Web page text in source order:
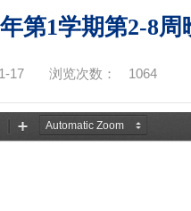
第1学期第2-8
17 浏览次数： 1064